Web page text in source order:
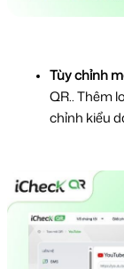
Tùy chỉnh
QR.. Thêm
chỉnh kiểu